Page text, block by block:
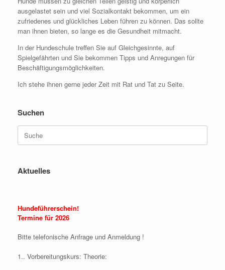
ausgelastet sein und viel Sozialkontakt bekommen, um ein
zufriedenes und glückliches Leben führen zu können. Das sollte
man ihnen bieten, so lange es die Gesundheit mitmacht.
In der Hundeschule treffen Sie auf Gleichgesinnte, auf
Spielgefährten und Sie bekommen Tipps und Anregungen für
Beschäftigungsmöglichkeiten.
Ich stehe ihnen gerne jeder Zeit mit Rat und Tat zu Seite.
Suchen
Suche
nach:
Aktuelles
Hundeführerschein!
Termine für 2026
Bitte telefonische Anfrage und Anmeldung !
1.. Vorbereitungskurs: Theorie: